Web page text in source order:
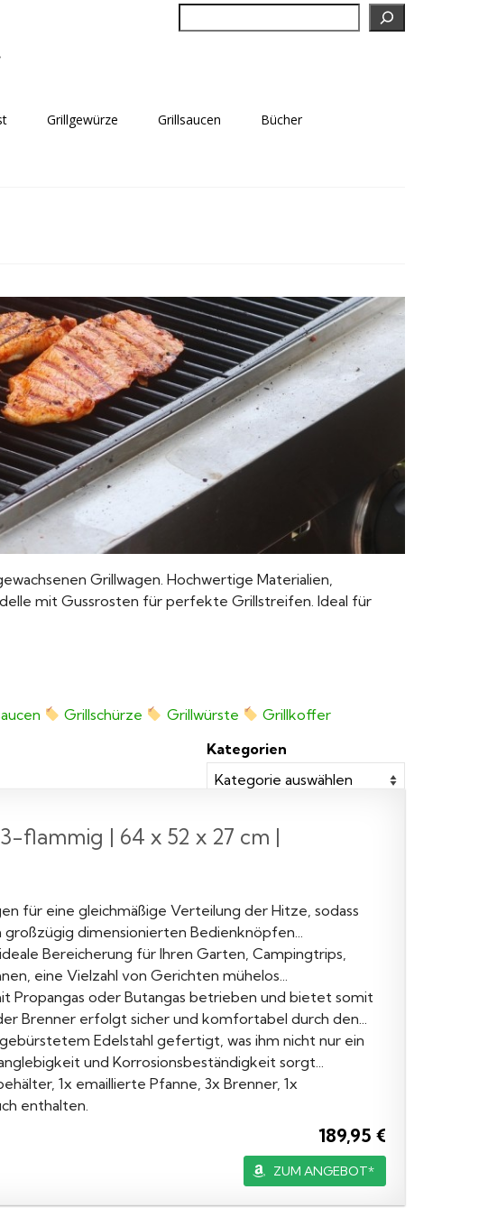
Grillgewürze Grillsaucen Bücher
Grillwagen. Hochwertige Materialien,
mit Gussrosten für perfekte Grillstreifen. Ideal für
Grillschürze Grillwürste
Grillkoffer
Kategorien
flammig | 64 x 52 x 27 cm |
für eine gleichmäßige Verteilung der Hitze, sodass
dimensionierten Bedienknöpfen...
Bereicherung für Ihren Garten, Campingtrips,
eine Vielzahl von Gerichten mühelos...
Propangas oder Butangas betrieben und bietet somit
Brenner erfolgt sicher und komfortabel durch den...
Edelstahl gefertigt, was ihm nicht nur ein
und Korrosionsbeständigkeit sorgt...
1x emaillierte Pfanne, 3x Brenner, 1x
enthalten.
189,95 €
ZUM ANGEBOT*